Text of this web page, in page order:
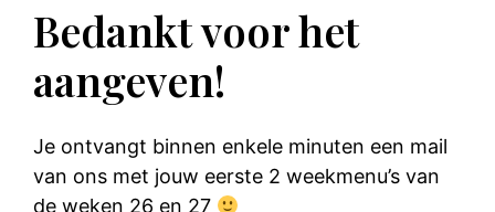
Bedankt voor het
aangeven!
Je ontvangt binnen enkele minuten een mail
van ons met jouw eerste 2 weekmenu’s van
de weken 26 en 27